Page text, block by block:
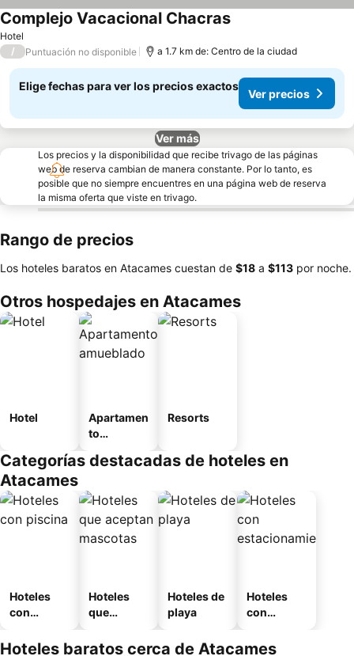
Hotel
Complejo Vacacional Chacras
/ Puntuación no disponible a 1.7 km de: Centro de la ciudad
Elige fechas para ver los precios exactos
Ver precios
Ver más
Los precios y la disponibilidad que recibe trivago de las páginas
web de reserva cambian de manera constante. Por lo tanto, es
posible que no siempre encuentres en una página web de reserva
la misma oferta que viste en trivago.
Rango de precios
Los hoteles baratos en Atacames cuestan de ‎$18 a ‎$113 por noche.
Otros hospedajes en Atacames
Hotel
Apartamen
to
o
Resorts
Categorías destacadas de hoteles en
Atacames
Hoteles
con
Hoteles
que
mascotas
Hoteles de
playa
Hoteles
con
miento
Hoteles baratos cerca de Atacames